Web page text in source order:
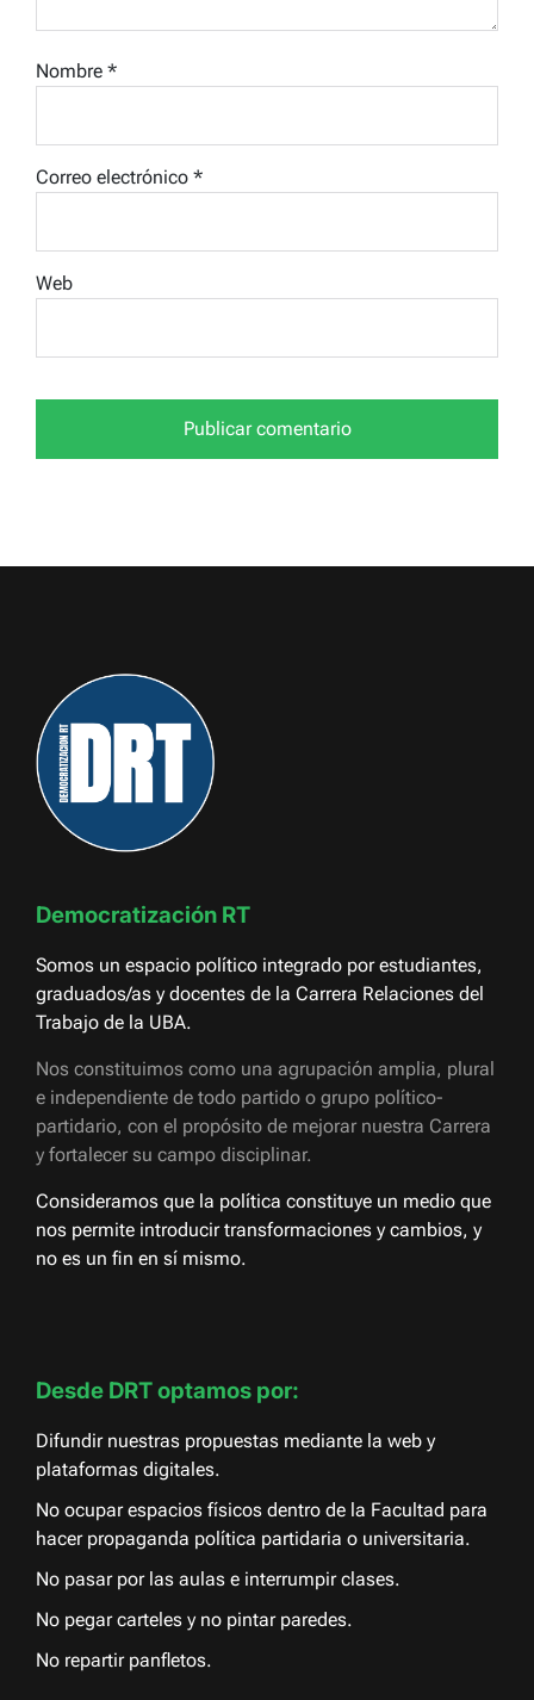
Nombre *
Correo electrónico *
Web
Democratización RT
Somos un espacio político integrado por estudiantes,
graduados/as y docentes de la Carrera Relaciones del
Trabajo de la UBA.
Nos constituimos como una agrupación amplia, plural
e independiente de todo partido o grupo político-
partidario, con el propósito de mejorar nuestra Carrera
y fortalecer su campo disciplinar.
Consideramos que la política constituye un medio que
nos permite introducir transformaciones y cambios, y
no es un fin en sí mismo.
Desde DRT optamos por:
Difundir nuestras propuestas mediante la web y
plataformas digitales.
No ocupar espacios físicos dentro de la Facultad para
hacer propaganda política partidaria o universitaria.
No pasar por las aulas e interrumpir clases.
No pegar carteles y no pintar paredes.
No repartir panfletos.